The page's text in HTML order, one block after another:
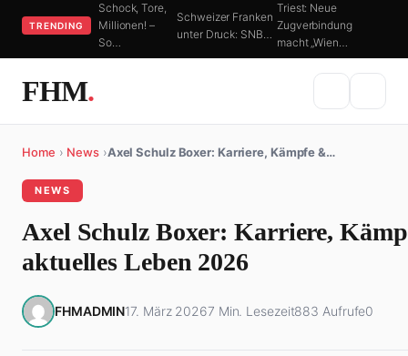
TRENDING
Schock, Tore,
Millionen! –
So…
Schweizer Franken
unter Druck: SNB…
Triest: Neue
Zugverbindung
macht „Wien…
FHM.
Home › News ›Axel Schulz Boxer: Karriere, Kämpfe &…
NEWS
Axel Schulz Boxer: Karriere,
aktuelles Leben 2026
FHMADMIN17. März 20267 Min. Lesezeit883 Aufrufe0